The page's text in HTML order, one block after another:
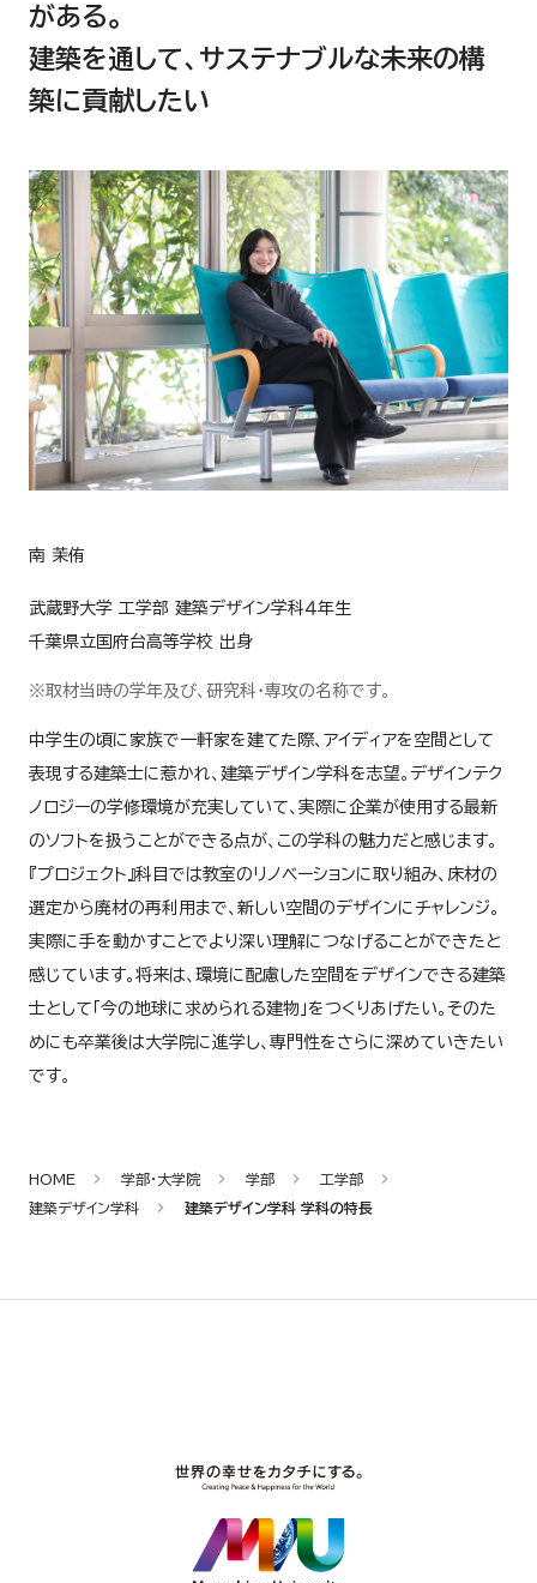
がある。
建築を通して、サステナブルな未来の構
築に貢献したい
南 茉侑
武蔵野大学 工学部 建築デザイン学科４年生
千葉県立国府台高等学校 出身
※取材当時の学年及び、研究科・専攻の名称です。
中学生の頃に家族で一軒家を建てた際、アイディアを空間として
表現する建築士に惹かれ、建築デザイン学科を志望。デザインテク
ノロジーの学修環境が充実していて、実際に企業が使用する最新
のソフトを扱うことができる点が、この学科の魅力だと感じます。
『プロジェクト』科目では教室のリノベーションに取り組み、床材の
選定から廃材の再利用まで、新しい空間のデザインにチャレンジ。
実際に手を動かすことでより深い理解につなげることができたと
感じています。将来は、環境に配慮した空間をデザインできる建築
士として「今の地球に求められる建物」をつくりあげたい。そのた
めにも卒業後は大学院に進学し、専門性をさらに深めていきたい
です。
HOME 学部・大学院 学部
工学部
建築デザイン学科
建築デザイン学科 学科の特長